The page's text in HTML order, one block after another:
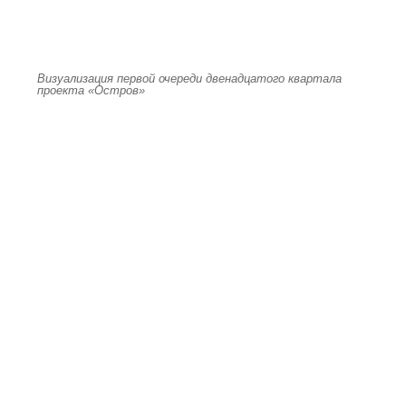
Визуализация первой очереди двенадцатого квартала
проекта «Остров»